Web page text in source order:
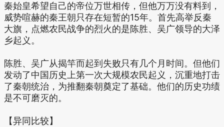
秦始皇希望自己的帝位万世相传，但他万万没有料到，
威势喧赫的秦王朝只存在短暂的15年。首先高举反秦
大旗，点燃农民战争的烈火的是陈胜、吴广领导的大泽
乡起义。
陈胜、吴广从揭竿而起到失败只有几个月时间。但他们
发动了中国历史上第一次大规模农民起义，沉重地打击
了秦朝统治，为推翻秦朝奠定了基础。他们的历史功绩
是不可磨灭的。
【异同比较】